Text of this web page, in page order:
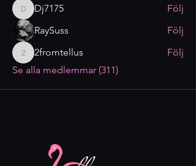
Dj7175Dj7175
Följ
RaySuss
Följ
2fromtellus
2fromtellus
Följ
Se alla medlemmar (311)